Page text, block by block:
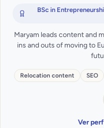
BSc in
Maryam leads content and
ins and outs of moving to
Relocation content SEO
Ver